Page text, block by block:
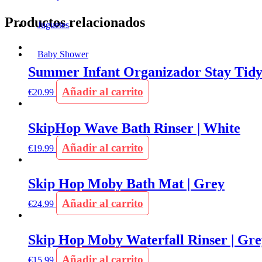
Juguetes
Baby Shower
Productos relacionados
Summer Infant Organizador Stay Tidy
€20.99 Añadir al carrito
SkipHop Wave Bath Rinser | White
€19.99 Añadir al carrito
Skip Hop Moby Bath Mat | Grey
€24.99 Añadir al carrito
Skip Hop Moby Waterfall Rinser |